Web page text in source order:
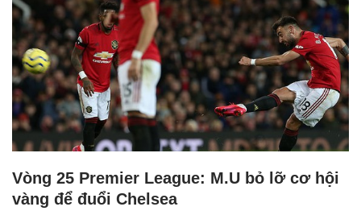
Vòng 25 Premier League: M.U bỏ lỡ cơ hội
vàng để đuổi Chelsea